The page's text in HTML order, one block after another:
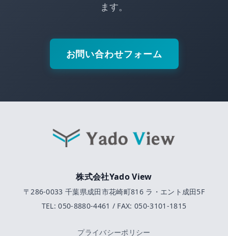
ます。
お問い合わせフォーム
株式会社Yado View
〒286-0033 千葉県成田市花崎町816 ラ・エント成田5F
TEL: 050-8880-4461 / FAX: 050-3101-1815
プライバシーポリシー